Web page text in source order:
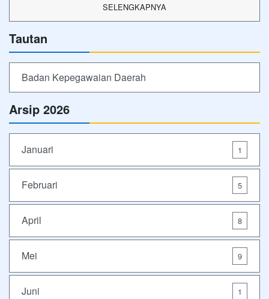
SELENGKAPNYA
Tautan
Badan Kepegawaian Daerah
Arsip 2026
Januari 1
Februari 5
April 8
Mei 9
Juni 1